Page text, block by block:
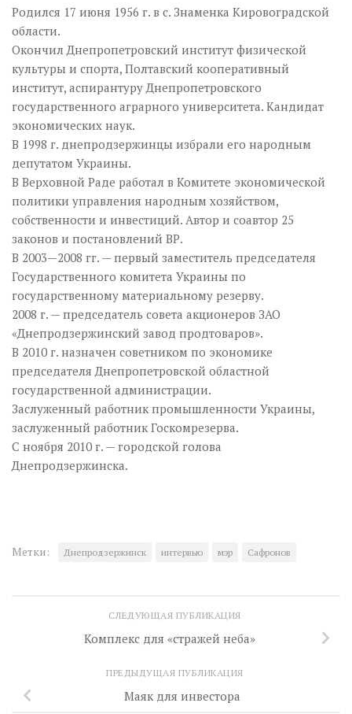
Родился 17 июня 1956 г. в с. Знаменка Кировоградской
области.
Окончил Днепропетровский институт физической
культуры и спорта, Полтавский кооперативный
институт, аспирантуру Днепропетровского
государственного аграрного университета. Кандидат
экономических наук.
В 1998 г. днепродзержинцы избрали его народным
депутатом Украины.
В Верховной Раде работал в Комитете экономической
политики управления народным хозяйством,
собственности и инвестиций. Автор и соавтор 25
законов и постановлений ВР.
В 2003—2008 гг. — первый заместитель председателя
Государственного комитета Украины по
государственному материальному резерву.
2008 г. — председатель совета акционеров ЗАО
«Днепродзержинский завод продтоваров».
В 2010 г. назначен советником по экономике
председателя Днепропетровской областной
государственной администрации.
Заслуженный работник промышленности Украины,
заслуженный работник Госкомрезерва.
С ноября 2010 г. — городской голова
Днепродзержинска.
Метки: Днепродзержинск интервью мэр Сафронов
СЛЕДУЮЩАЯ ПУБЛИКАЦИЯ
Комплекс для «стражей неба»
ПРЕДЫДУЩАЯ ПУБЛИКАЦИЯ
Маяк для инвестора